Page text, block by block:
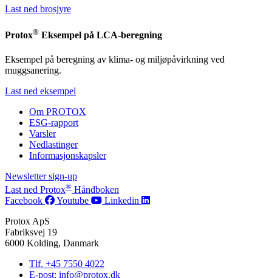
Last ned brosjyre
Protox® Eksempel på LCA-beregning
Eksempel på beregning av klima- og miljøpåvirkning ved
muggsanering.
Last ned eksempel
Om PROTOX
ESG-rapport
Varsler
Nedlastinger
Informasjonskapsler
Newsletter sign-up
Last ned Protox® Håndboken
Facebook
Youtube
Linkedin
Protox ApS
Fabriksvej 19
6000 Kolding, Danmark
Tlf. +45 7550 4022
E-post: info@protox.dk